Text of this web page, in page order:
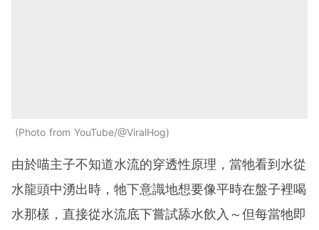
Photo from YouTube/@ViralHog
由於喵主子不知道水流的穿透性原理，當牠看到水從
水龍頭中湧出時，牠下意識地想要像平時在盤子裡喝
水那樣，直接從水流底下嘗試舔水飲入～但每當牠即